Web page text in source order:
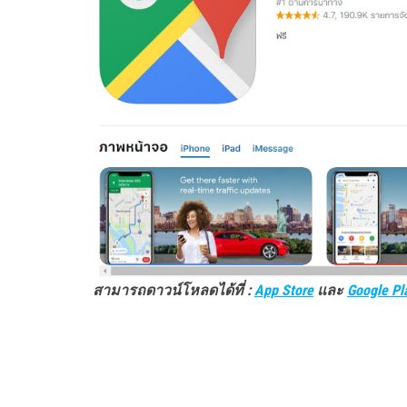
สามารถดาวน์โหลดได้ที่ :App Storeและ Google